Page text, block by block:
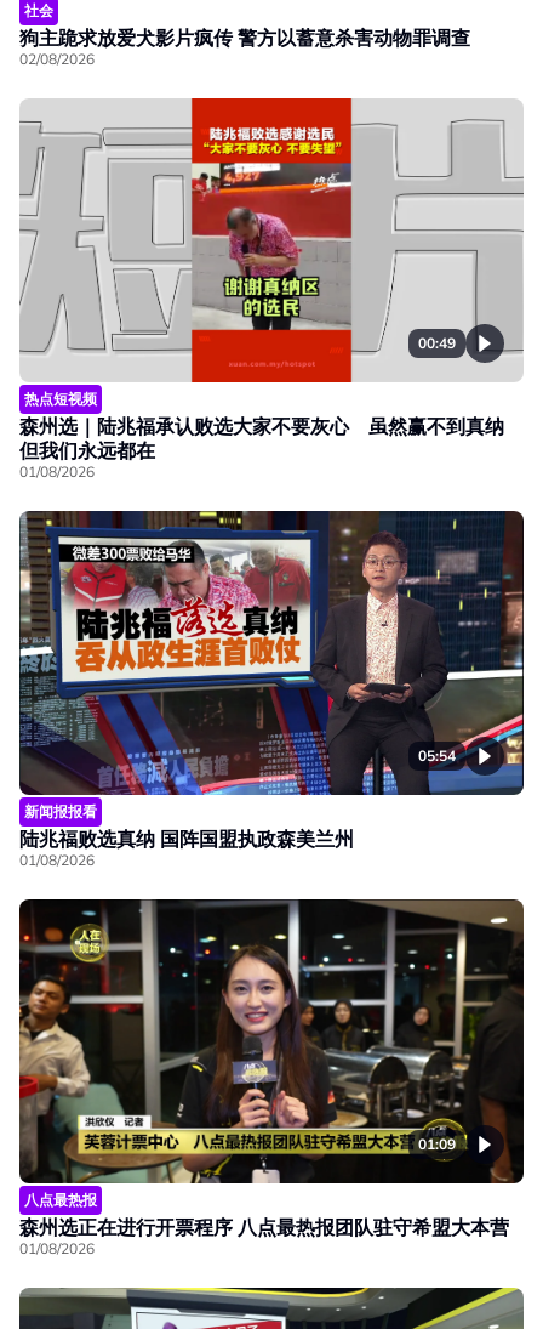
社会
狗主跪求放爱犬影片疯传 警方以蓄意杀害动物罪调查
02/08/2026
00:49
热点短视频
森州选｜陆兆福承认败选大家不要灰心 虽然赢不到真纳
但我们永远都在
01/08/2026
05:54
新闻报报看
陆兆福败选真纳 国阵国盟执政森美兰州
01/08/2026
01:09
八点最热报
森州选正在进行开票程序 八点最热报团队驻守希盟大本营
01/08/2026